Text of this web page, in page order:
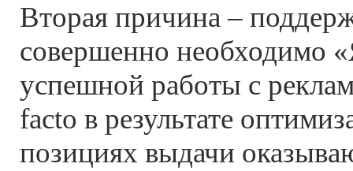
Вторая причина –
совершенно необходимо
успешной работы с
facto в результате
позициях выдачи